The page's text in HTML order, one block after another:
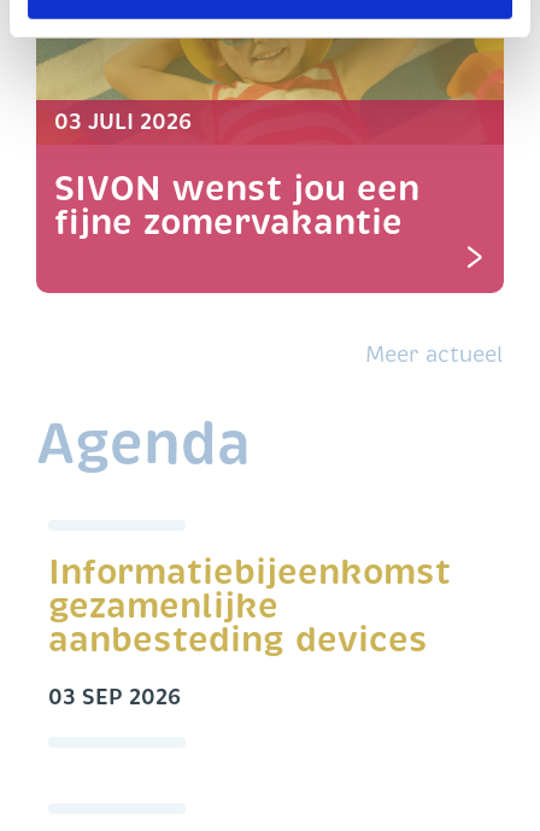
03 JULI 2026
SIVON wenst jou een
fijne zomervakantie
>
Meer actueel
Agenda
Informatiebijeenkomst
gezamenlijke
aanbesteding devices
03 SEP 2026